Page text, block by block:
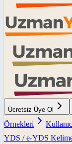
Ücretsiz Üye Ol
Örnekleri
YDS / e-YDS